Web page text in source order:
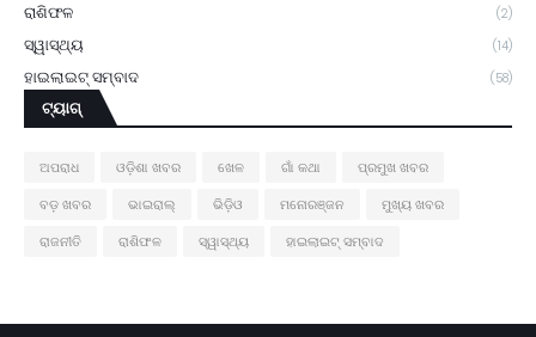
ରାଶିଫଳ (2)
ସ୍ୱାସ୍ଥ୍ୟ (14)
ହାଇଲାଇଟ୍ ସମ୍ବାଦ (58)
ଟ୍ୟାଗ୍
ଅପରାଧ ଓଡ଼ିଶା ଖବର ଖେଳ ଗାଁ କଥା
ପ୍ରମୁଖ ଖବର
ବଡ଼ ଖବର
ଭାଇରାଲ୍ ଭିଡ଼ିଓ ମନୋରଞ୍ଜନ
ମୁଖ୍ୟ ଖବର
ରାଜନୀତି
ରାଶିଫଳ ସ୍ୱାସ୍ଥ୍ୟ ହାଇଲାଇଟ୍ ସମ୍ବାଦ